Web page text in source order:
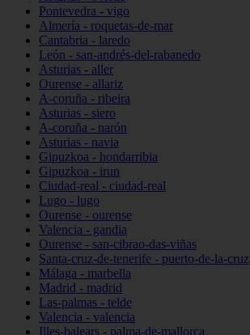
Pontevedra - vigo
Almería - roquetas-de-mar
Cantabria - laredo
León - san-andrés-del-rabanedo
Asturias - aller
Ourense - allariz
A-coruña - ribeira
Asturias - siero
A-coruña - narón
Asturias - navia
Gipuzkoa - hondarribia
Gipuzkoa - irun
Ciudad-real - ciudad-real
Lugo - lugo
Ourense - ourense
Valencia - gandia
Ourense - san-cibrao-das-viñas
Santa-cruz-de-tenerife - puerto-de-la-cruz
Málaga - marbella
Madrid - madrid
Las-palmas - telde
Valencia - valencia
Illes-balears - palma-de-mallorca